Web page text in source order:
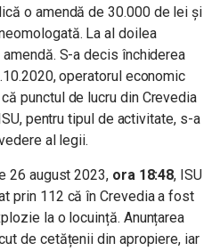
o amendă de 30.000 de lei și
La al doilea
S-a decis închiderea
operatorul economic
punctul de lucru din Crevedia
pentru tipul de activitate, s-a
al legii.
26 august 2023, ora 18:48, ISU
prin 112 că în Crevedia a fost
la o locuință. Anunțarea
de cetățenii din apropiere, iar